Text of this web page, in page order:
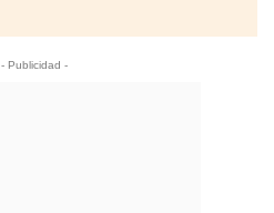
- Publicidad -